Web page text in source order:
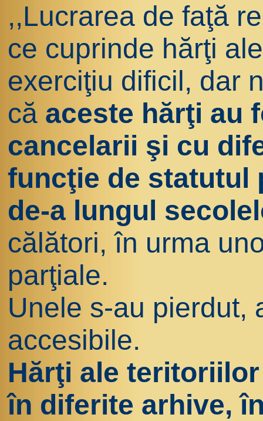
,,Lucrarea de faţă
ce cuprinde hărţi
exerciţiu dificil, dar
că aceste hărţi au
cancelarii şi cu
funcţie de statutul
de-a lungul
călători, în urma
parţiale.
Unele s-au pierdut,
accesibile.
Hărţi ale
în diferite arhive,